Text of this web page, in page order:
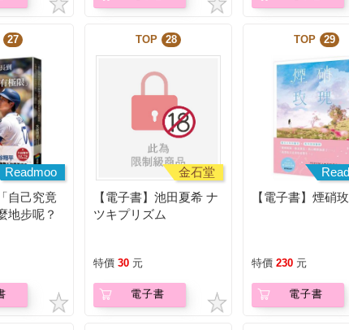
27
Readmoo
自己究竟
地步呢？
TOP 28
金石堂
【電子書】池田夏希 ナ
ツキプリズム
特價 30 元
電子書
TOP 29
【電子書】煙硝
特價 230 元
電子書